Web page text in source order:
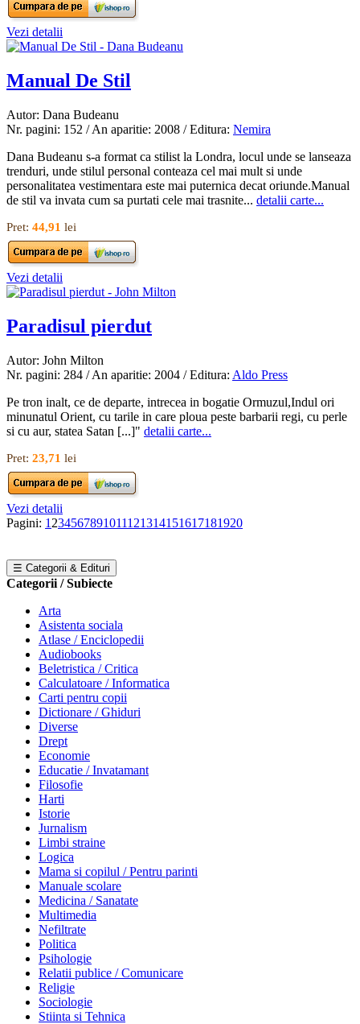
Vezi detalii
Manual De Stil
Autor: Dana Budeanu
Nr. pagini: 152 / An aparitie: 2008 / Editura: Nemira
Dana Budeanu s-a format ca stilist la Londra, locul unde se lanseaza
trenduri, unde stilul personal conteaza cel mai mult si unde
personalitatea vestimentara este mai puternica decat oriunde.Manual
de stil va invata cum sa purtati cele mai trasnite... detalii carte...
Pret: 44,91 lei
Vezi detalii
Paradisul pierdut
Autor: John Milton
Nr. pagini: 284 / An aparitie: 2004 / Editura: Aldo Press
Pe tron inalt, ce de departe, intrecea in bogatie Ormuzul,Indul ori
minunatul Orient, cu tarile in care ploua peste barbarii regi, cu perle
si cu aur, statea Satan [...]" detalii carte...
Pret: 23,71 lei
Vezi detalii
Pagini: 1 234567891011121314151617181920
☰ Categorii & Edituri
Categorii / Subiecte
Arta
Asistenta sociala
Atlase / Enciclopedii
Audiobooks
Beletristica / Critica
Calculatoare / Informatica
Carti pentru copii
Dictionare / Ghiduri
Diverse
Drept
Economie
Educatie / Invatamant
Filosofie
Harti
Istorie
Jurnalism
Limbi straine
Logica
Mama si copilul / Pentru parinti
Manuale scolare
Medicina / Sanatate
Multimedia
Nefiltrate
Politica
Psihologie
Relatii publice / Comunicare
Religie
Sociologie
Stiinta si Tehnica